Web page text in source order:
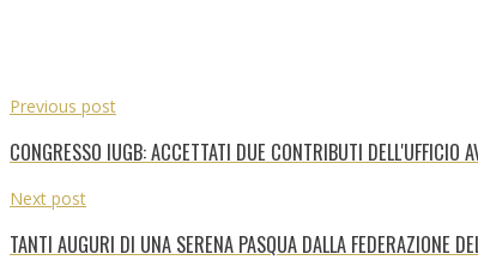
Previous post
CONGRESSO IUGB: ACCETTATI DUE CONTRIBUTI DELL'UFFICIO
Next post
TANTI AUGURI DI UNA SERENA PASQUA DALLA FEDERAZIONE